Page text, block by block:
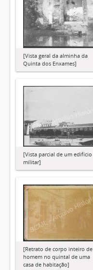
[Vista geral da alminha da
Quinta dos Enxames]
[Vista parcial de um edifício
militar]
[Retrato de corpo inteiro de
homem no quintal de uma
casa de habitação]